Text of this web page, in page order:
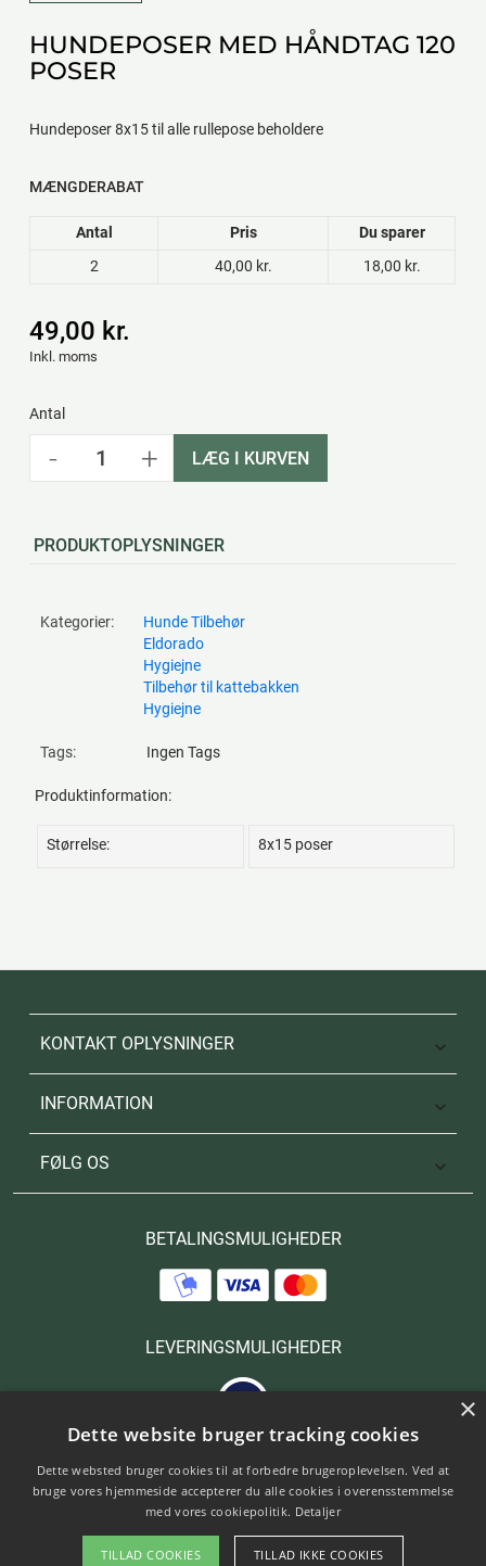
HUNDEPOSER MED HÅNDTAG 120
POSER
Hundeposer 8x15 til alle rullepose beholdere
MÆNGDERABAT
Antal Pris
Du sparer
2
40,00 kr. 18,00 kr.
49,00 kr.
Inkl. moms
Antal
- + LÆG I KURVEN
PRODUKTOPLYSNINGER
Kategorier:
Hunde Tilbehør
Eldorado
Hygiejne
Tilbehør til kattebakken
Hygiejne
Tags: Ingen Tags
Produktinformation:
Størrelse: 8x15 poser
KONTAKT OPLYSNINGER 
INFORMATION 
FØLG OS 
BETALINGSMULIGHEDER
LEVERINGSMULIGHEDER
Dette website bruger tracking cookies
Dette websted bruger cookies til at forbedre brugeroplevelsen. Ved at
bruge vores hjemmeside accepterer du alle cookies i overensstemmelse
med vores cookiepolitik. Detaljer
TILLAD COOKIES TILLAD IKKE COOKIES
×